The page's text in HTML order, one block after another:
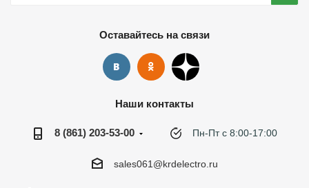
Оставайтесь на связи
Наши контакты
8 (861) 203-53-00 Пн-Пт с 8:00-17:00
sales061@krdelectro.ru